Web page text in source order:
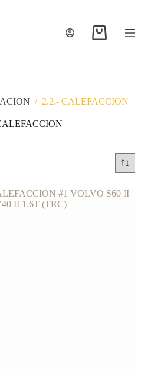
/ 2.2.- CALEFACCION